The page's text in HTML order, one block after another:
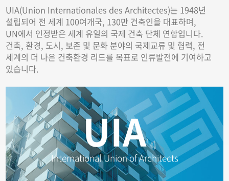
UIA(Union Internationales des Architectes)는 1948년
설립되어 전 세계 100여개국, 130만 건축인을 대표하며,
UN에서 인정받은 세계 유일의 국제 건축 단체 연합입니다.
건축, 환경, 도시, 보존 및 문화 분야의 국제교류 및 협력, 전
세계의 더 나은 건축환경 리드를 목표로 인류발전에 기여하고
있습니다.
UIA
International Union of Architects